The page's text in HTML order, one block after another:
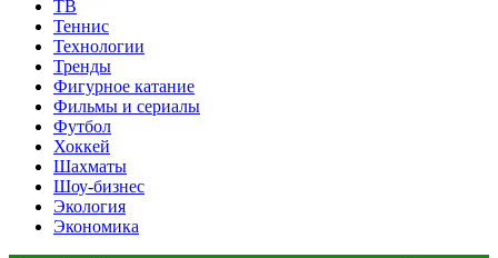
ТВ
Теннис
Технологии
Тренды
Фигурное катание
Фильмы и сериалы
Футбол
Хоккей
Шахматы
Шоу-бизнес
Экология
Экономика